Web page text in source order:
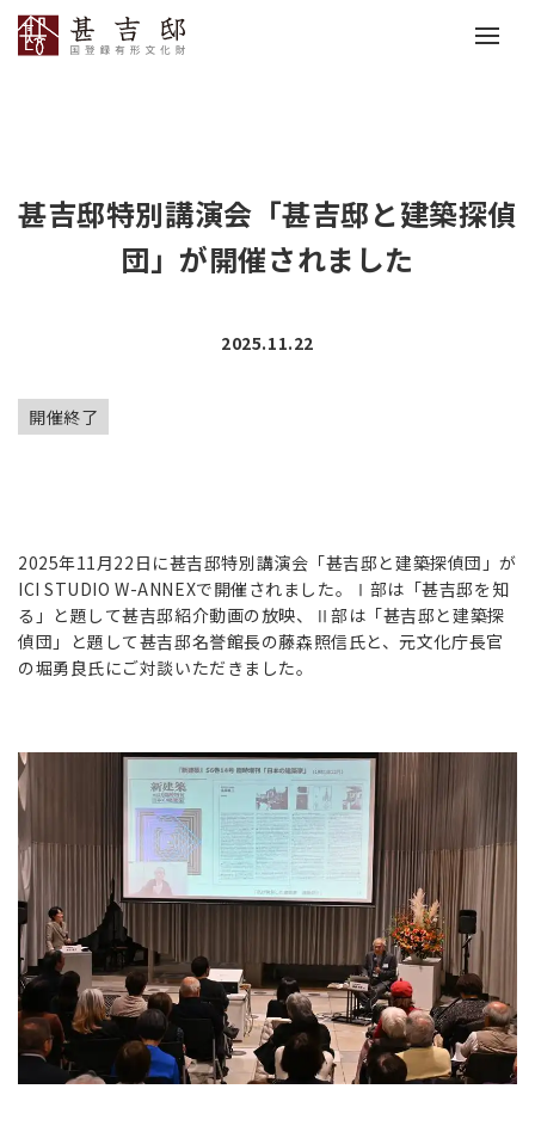
甚吉邸特別講演会「甚吉邸と建築探偵
団」が開催されました
2025.11.22
開催終了
2025年11月22日に甚吉邸特別講演会「甚吉邸と建築探偵団」が
ICI STUDIO W-ANNEXで開催されました。Ⅰ部は「甚吉邸を知
る」と題して甚吉邸紹介動画の放映、Ⅱ部は「甚吉邸と建築探
偵団」と題して甚吉邸名誉館長の藤森照信氏と、元文化庁長官
の堀勇良氏にご対談いただきました。